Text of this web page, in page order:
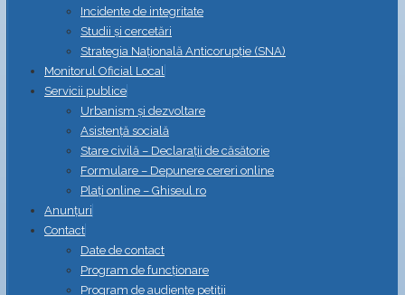
Incidente de integritate
Studii și cercetări
Strategia Naţională Anticorupţie (SNA)
Monitorul Oficial Local
Servicii publice
Urbanism și dezvoltare
Asistență socială
Stare civilă – Declarații de căsătorie
Formulare – Depunere cereri online
Plați online – Ghiseul.ro
Anunțuri
Contact
Date de contact
Program de funcționare
Program de audiențe petiții